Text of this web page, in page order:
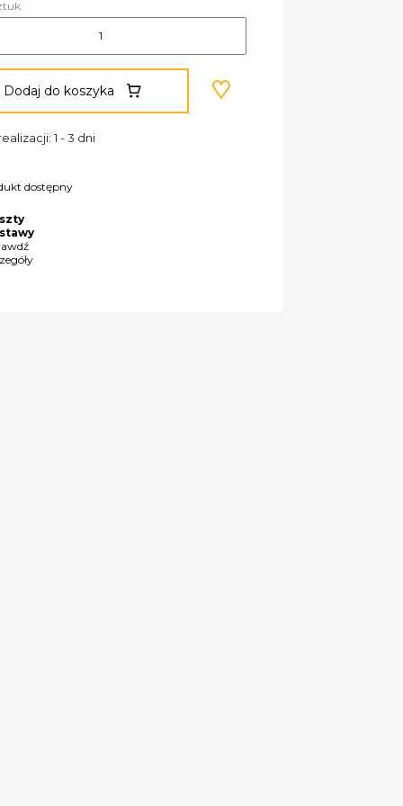
Dodaj do koszyka
1 - 3 dni
dostępny